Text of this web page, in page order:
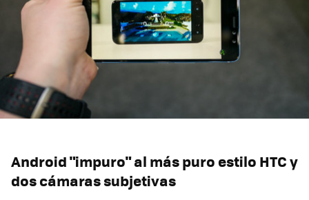
Android "impuro" al más puro estilo HTC y
dos cámaras subjetivas